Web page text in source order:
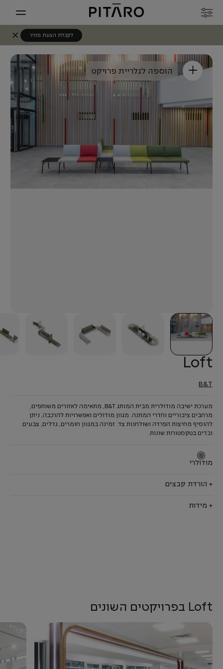
לקבלת הצעת מחיר
+ הוספה לגלריית פרויקט
Loft
B&T
מערכת ישיבה מודולרית מבית המותג B&T, מתאימה לאזורים משותפים,
מרחבים ציבוריים וחדרי המתנה. מגוון מודולים ואפשרויות להרכבה, ניתן
להוסיף מחיצות הפרדה ושולחנות צד. זמינה במגוון חומרים, גדלים, צבעים
ובדים בטקסטורות שונות.
מודולרי
+ הורדת קבצים
+ מידות
Loft בפרויקטים השונים